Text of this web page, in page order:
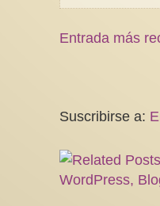
Entrada más
Suscribirse a: